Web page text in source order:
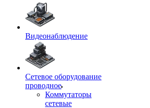
Видеонаблюдение
Сетевое оборудование
проводное
Коммутаторы
сетевые